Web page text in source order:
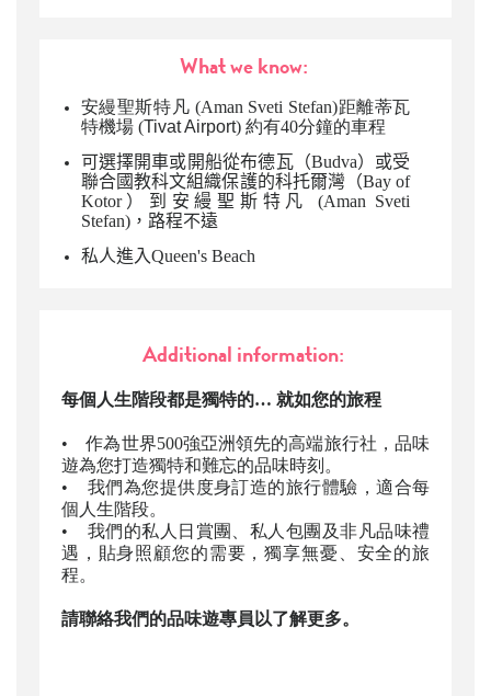
What we know:
安縵聖斯特凡 (Aman Sveti Stefan)距離蒂瓦
特機場 (Tivat Airport) 約有40分鐘的車程
可選擇開車或開船從布德瓦（Budva）或受
聯合國教科文組織保護的科托爾灣（Bay of
Kotor）到 安縵聖斯特凡 (Aman Sveti
Stefan)，路程不遠
私人進入Queen's Beach
Additional information:
每個人生階段都是獨特的… 就如您的旅程
• 作為世界500強亞洲領先的高端旅行社，品味
遊為您打造獨特和難忘的品味時刻。
• 我們為您提供度身訂造的旅行體驗，適合每
個人生階段。
• 我們的私人日賞團、私人包團及非凡品味禮
遇，貼身照顧您的需要，獨享無憂、安全的旅
程。
請聯絡我們的品味遊專員以了解更多。